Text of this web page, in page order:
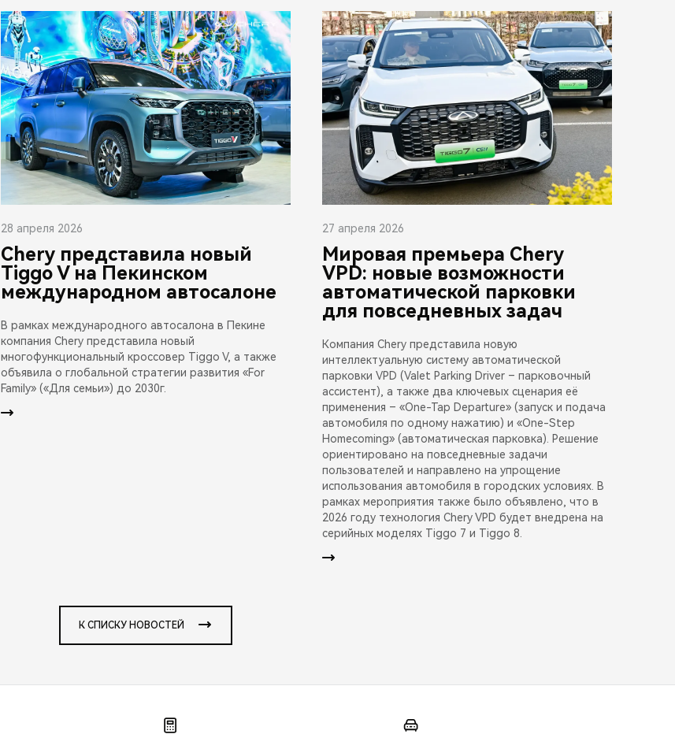
28 апреля 2026
Chery представила новый
Tiggo V на Пекинском
международном автосалоне
В рамках международного автосалона в Пекине
компания Chery представила новый
многофункциональный кроссовер Tiggo V, а также
объявила о глобальной стратегии развития «For
Family» («Для семьи») до 2030г.
27 апреля 2026
Мировая премьера Chery
VPD: новые возможности
автоматической парковки
для повседневных задач
Компания Chery представила новую
интеллектуальную систему автоматической
парковки VPD (Valet Parking Driver – парковочный
ассистент), а также два ключевых сценария её
применения – «One-Tap Departure» (запуск и подача
автомобиля по одному нажатию) и «One-Step
Homecoming» (автоматическая парковка). Решение
ориентировано на повседневные задачи
пользователей и направлено на упрощение
использования автомобиля в городских условиях. В
рамках мероприятия также было объявлено, что в
2026 году технология Chery VPD будет внедрена на
серийных моделях Tiggo 7 и Tiggo 8.
К СПИСКУ НОВОСТЕЙ